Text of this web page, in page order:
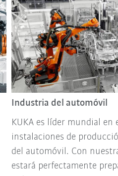
Industria del automóvil
KUKA es líder mundial en
instalaciones de
del automóvil. Con
estará perfectamente